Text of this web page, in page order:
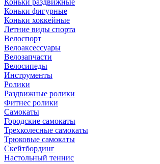
Коньки раздвижные
Коньки фигурные
Коньки хоккейные
Летние виды спорта
Велоспорт
Велоаксессуары
Велозапчасти
Велосипеды
Инструменты
Ролики
Раздвижные ролики
Фитнес ролики
Самокаты
Городские самокаты
Трехколесные самокаты
Трюковые самокаты
Скейтбординг
Настольный теннис